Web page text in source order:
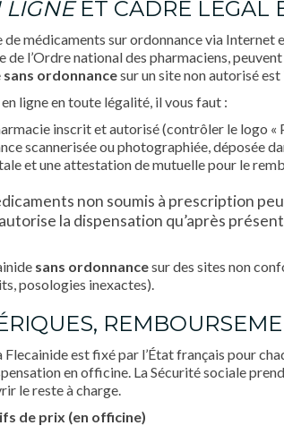
LIGNEET CADRE LÉGAL
de médicaments sur ordonnance via
de l’Ordre national des pharmaciens,
sans ordonnancesur un site non autorisé
en ligne en toute légalité, il vous faut :
inscrit et autorisé (contrôler le logo «
scannerisée ou photographiée, déposée
et une attestation de mutuelle pour le
non soumis à prescription
la dispensation qu’après
sans ordonnancesur des sites non
posologies inexactes).
Flecainide est fixé par l’État français pour
en officine. La Sécurité sociale
le reste à charge.
de prix (en officine)